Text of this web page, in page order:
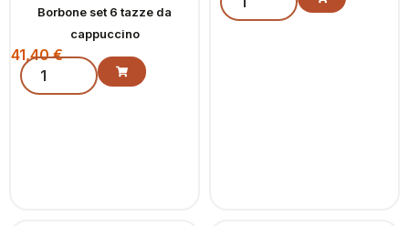
Borbone set 6 tazze da
cappuccino
41,40€